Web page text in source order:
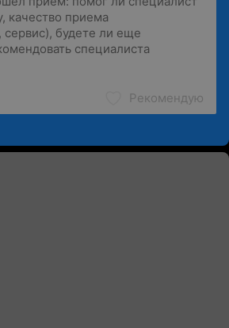
Рекомендую